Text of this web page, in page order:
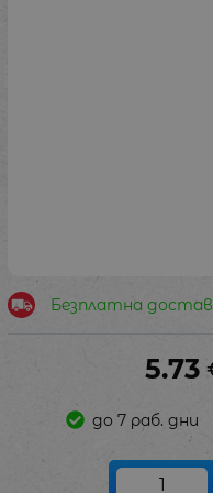
Безплатна
5.73
до 7 раб. дни